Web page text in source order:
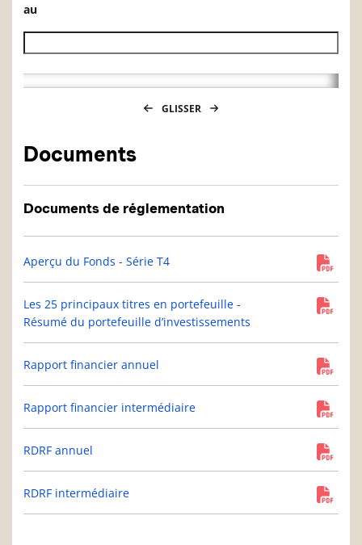
au
Date de fin de l’historique des VL
GLISSER
Documents
Documents de réglementation
Aperçu du Fonds - Série T4
Les 25 principaux titres en portefeuille -
Résumé du portefeuille d’investissements
Rapport financier annuel
Rapport financier intermédiaire
RDRF annuel
RDRF intermédiaire